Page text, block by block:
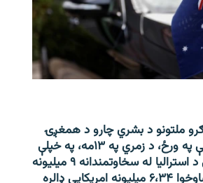
ملتونو د بشري چارو د همغږۍ
دفتر (اوچا) د سې ‌شنبې په ورځ، د زمري په ۱۳مه، په خپلې
اېکسپاڼه کې لیکلي چې د استرالیا له سخاوتمندانه ۹ میلیونه
استرالیايي ډالرو چې شاوخوا ۶،۳۴ میلیونه امریکايي ډالره